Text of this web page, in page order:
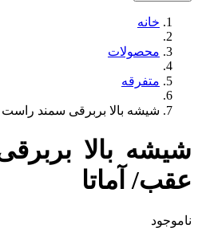
خانه
محصولات
متفرقه
شیشه بالا بربرقی سمند راست
شیشه بالا
عقب/ آماتا
ناموجود